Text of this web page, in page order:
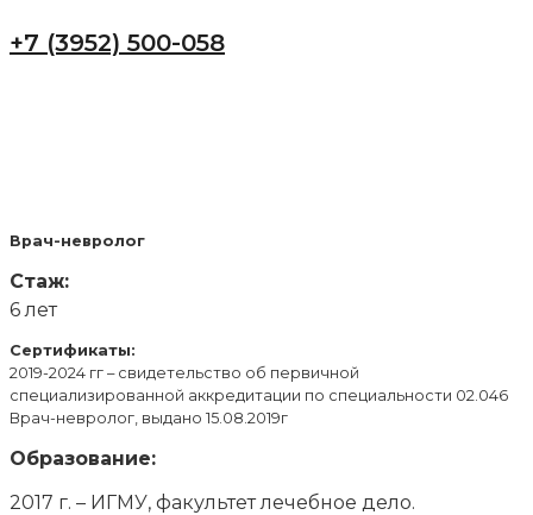
+7 (3952) 500-058
Врач-невролог
Стаж:
6 лет
Сертификаты:
2019-2024 гг – свидетельство об первичной
специализированной аккредитации по специальности 02.046
Врач-невролог, выдано 15.08.2019г
Образование:
2017 г. – ИГМУ, факультет лечебное дело.